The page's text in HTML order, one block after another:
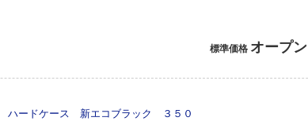
標準価格 オープン
ハードケース 新エコブラック ３５０